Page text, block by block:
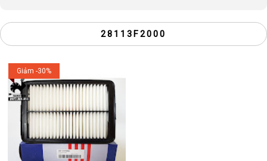
28113F2000
Giảm -30%